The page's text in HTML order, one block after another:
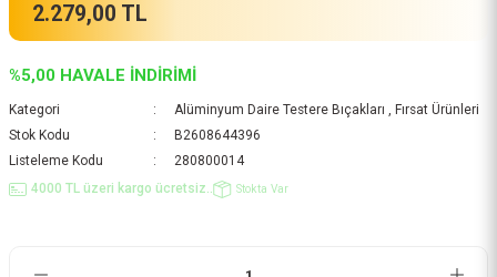
2.279,00 TL
%5,00 HAVALE İNDİRİMİ
Kategori Alüminyum Daire Testere Bıçakları , Fırsat Ürünleri
Stok Kodu
B2608644396
Listeleme Kodu
280800014
4000 TL üzeri kargo ücretsiz..
Stokta Var